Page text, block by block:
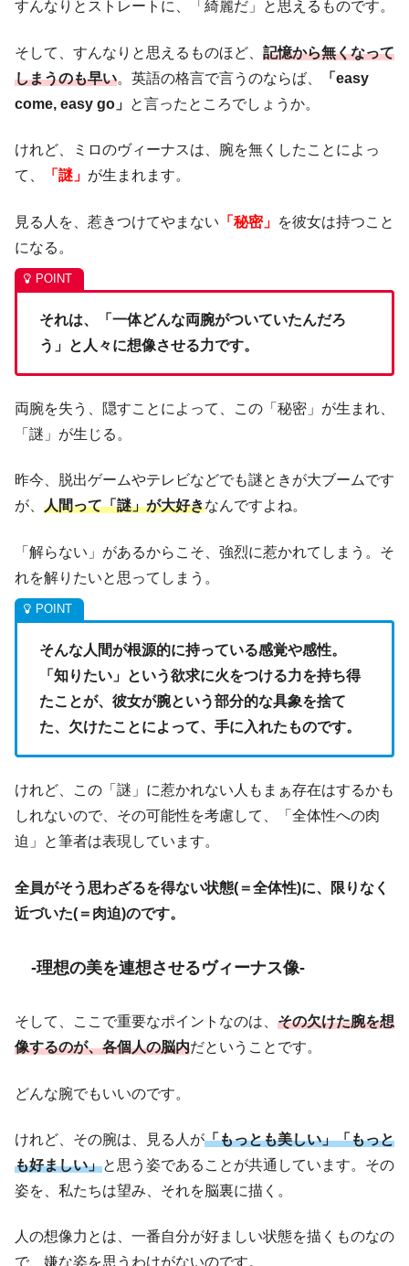
すんなりとストレートに、「綺麗だ」と思えるものです。
そして、すんなりと思えるものほど、 記憶から無くなって
しまうのも早い。英語の格言で言うのならば、
「easy
come, easy go」 と言ったところでしょうか。
けれど、ミロのヴィーナスは、腕を無くしたことによっ
て、
「謎」 が生まれます。
見る人を、惹きつけてやまない 「秘密」 を彼女は持つこと
になる。
それは、「一体どんな両腕がついていたんだろ
う」と人々に想像させる力です。
両腕を失う、隠すことによって、この「秘密」が生まれ、
「謎」が生じる。
昨今、脱出ゲームやテレビなどでも謎ときが大ブームです
が、 人間って「謎」が大好きなんですよね。
「解らない」があるからこそ、強烈に惹かれてしまう。そ
れを解りたいと思ってしまう。
そんな人間が根源的に持っている感覚や感性。
「知りたい」という欲求に火をつける力を持ち得
たことが、彼女が腕という部分的な具象を捨て
た、欠けたことによって、手に入れたものです。
けれど、この「謎」に惹かれない人もまぁ存在はするかも
しれないので、その可能性を考慮して、「全体性への肉
迫」と筆者は表現しています。
全員がそう思わざるを得ない状態(＝全体性)に、限りなく
近づいた(＝肉迫)のです。
-理想の美を連想させるヴィーナス像-
そして、ここで重要なポイントなのは、 その欠けた腕を想
像するのが、各個人の脳内だということです。
どんな腕でもいいのです。
けれど、その腕は、見る人が「もっとも美しい」「もっと
も好ましい」と思う姿であることが共通しています。その
姿を、私たちは望み、それを脳裏に描く。
人の想像力とは、一番自分が好ましい状態を描くものなの
で、嫌な姿を思うわけがないのです。